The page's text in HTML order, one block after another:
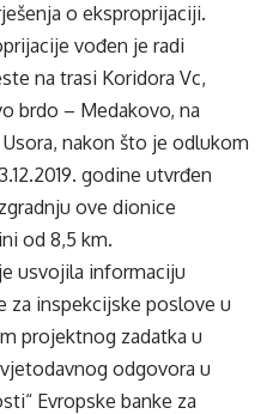
o eksproprijaciji.
vođen je radi
na trasi Koridora Vc,
brdo – Medakovo, na
nakon što je odlukom
godine utvrđen
ove dionice
od 8,5 km.
usvojila informaciju
za inspekcijske poslove u
projektnog zadatka u
odgovora u
Evropske banke za